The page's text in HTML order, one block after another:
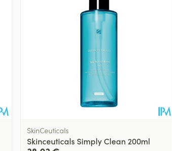
SkinCeuticals
Skinceuticals Simply Clean 200ml